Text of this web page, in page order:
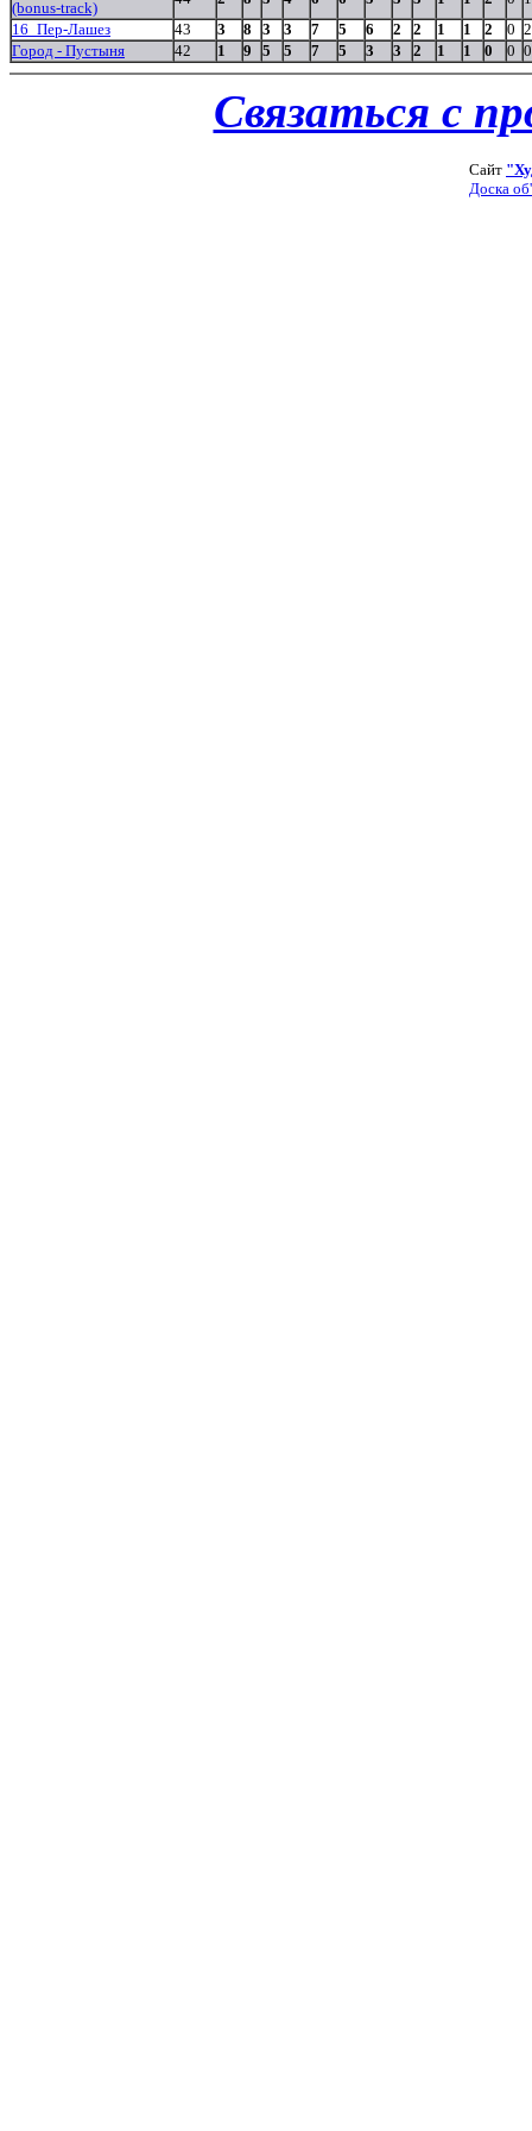
(bonus-track)
16_Пер-Лашез
43 3 8 3 3 7 5 6 2 2 1 1 2 0 2
Город - Пустыня
42 1 9 5 5 7 5 3 3 2 1 1 0 0 0
Связаться с
Сайт
Доска